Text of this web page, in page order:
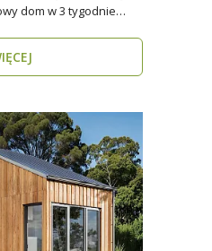
dom w 3 tygodnie